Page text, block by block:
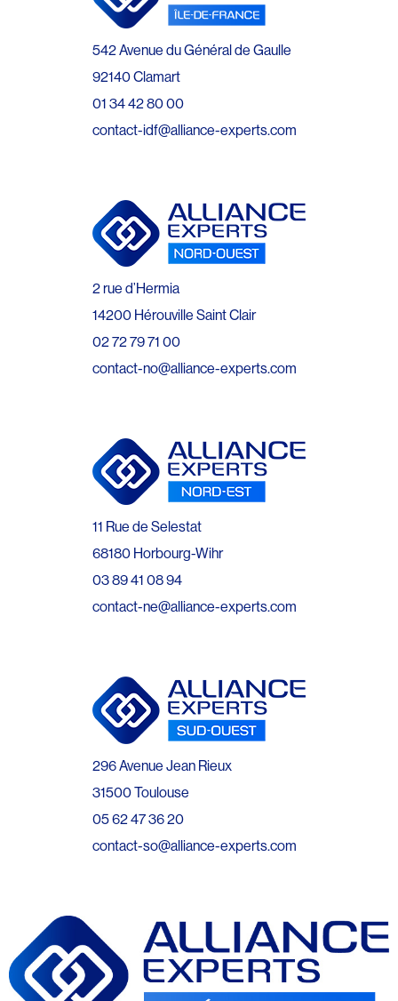
542 Avenue du Général de Gaulle
92140 Clamart
01 34 42 80 00
contact-idf@alliance-experts.com
2 rue d’Hermia
14200 Hérouville Saint Clair
02 72 79 71 00
contact-no@alliance-experts.com
11 Rue de Selestat
68180 Horbourg-Wihr
03 89 41 08 94
contact-ne@alliance-experts.com
296 Avenue Jean Rieux
31500 Toulouse
05 62 47 36 20
contact-so@alliance-experts.com